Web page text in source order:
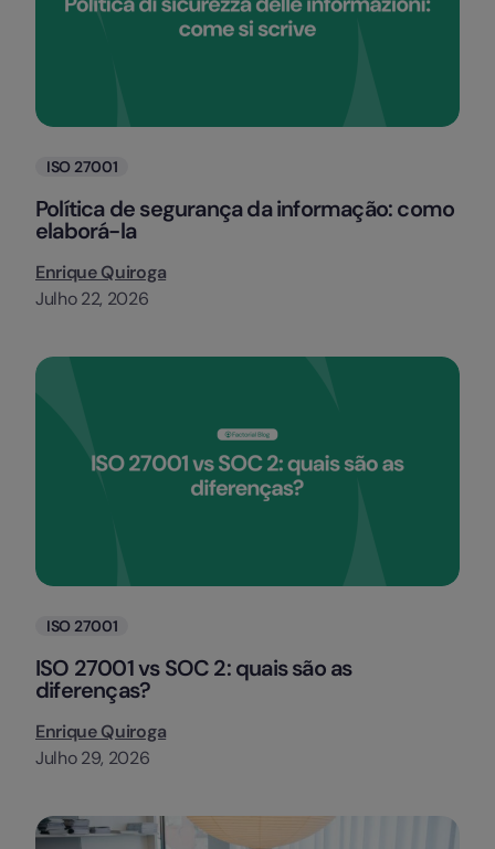
Categorias
ISO 27001
Política de segurança da informação: como
elaborá-la
Enrique Quiroga
Julho 22, 2026
Categorias
ISO 27001
ISO 27001 vs SOC 2: quais são as
diferenças?
Enrique Quiroga
Julho 29, 2026